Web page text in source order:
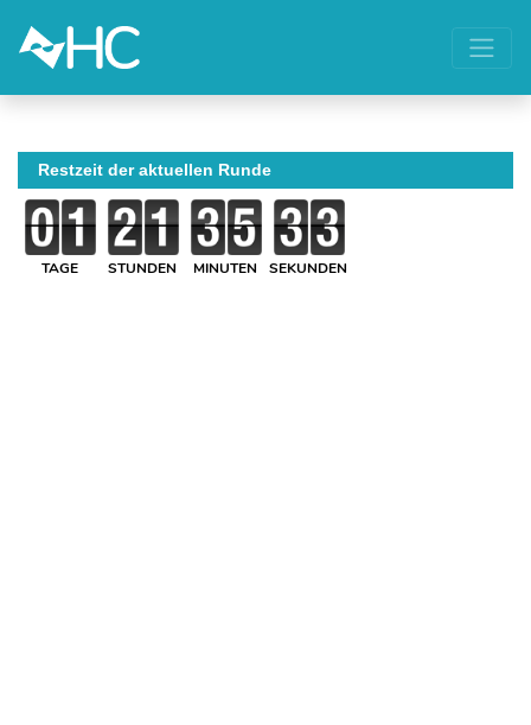
Restzeit der aktuellen Runde
TAGE STUNDEN MINUTEN SEKUNDEN